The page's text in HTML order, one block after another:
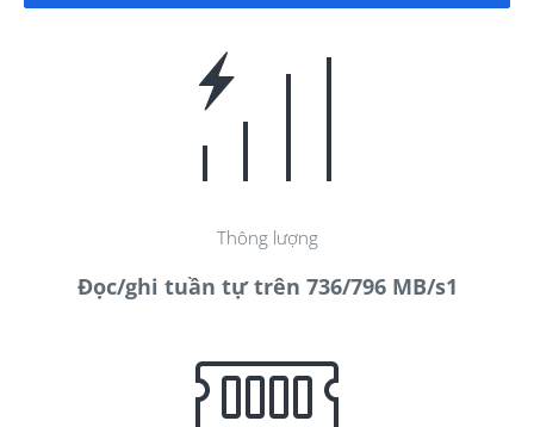
Tận dụng các tính năng theo dõi thông minh như
phát hiện chuyển động, vùng cấm, phát hiện vật thể
lạ và phát hiện bất thường để phục vụ cho các tình
Synology High Availability
Synology luôn sát cánh bên bạn
Thông lượng
Đọc/ghi tuần tự trên 736/796 MB/s1